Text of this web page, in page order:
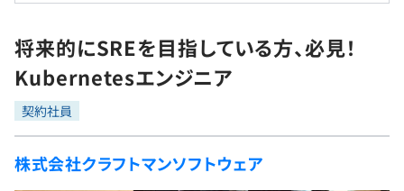
転職成功ガイド
転職エージェント
インタビュー
転職成功ガイド
新卒就活
求人検索
本選考
インターン
学習
問題集
プログラミング言語
ゲーム・マンガ
将来的にSREを目指している方、必見！
Kubernetesエンジニア
契約社員
株式会社クラフトマンソフトウェア